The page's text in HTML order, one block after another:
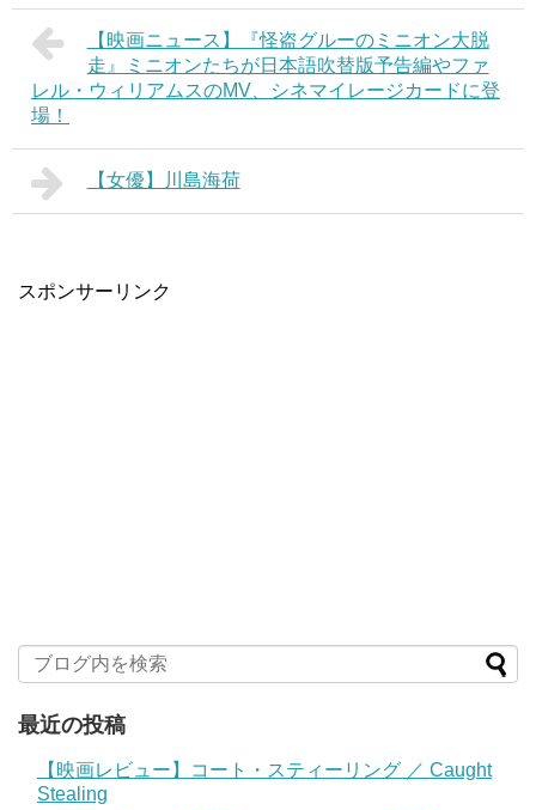
【映画ニュース】『怪盗グルーのミニオン大脱
走』ミニオンたちが日本語吹替版予告編やファ
レル・ウィリアムスのMV、シネマイレージカードに登
場！
【女優】川島海荷
スポンサーリンク
最近の投稿
【映画レビュー】コート・スティーリング ／ Caught
Stealing